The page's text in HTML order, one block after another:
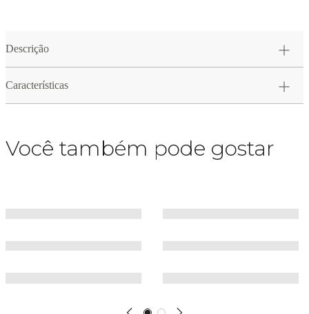
Descrição
Características
Você também pode gostar